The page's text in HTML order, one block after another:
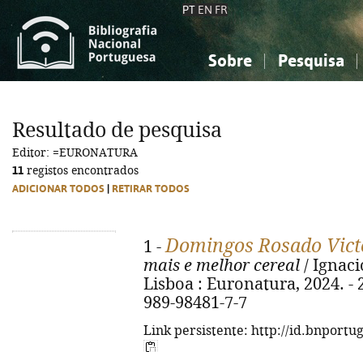
PT EN FR
Sobre Pesquisa
Ciências sociais...
Ciências sociais...
Resultado de pesquisa
Editor: =EURONATURA
11 registos encontrados
ADICIONAR TODOS RETIRAR TODOS
1 -Domingos Rosado
mais e melhor cereal /
Lisboa : Euronatura, 2024. -
989-98481-7-7
Link persistente: http://